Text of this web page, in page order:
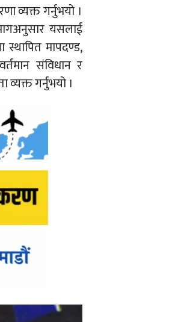
व्यक्त गर्नुभयो ।
यसलाई
स्थापित मापदण्ड,
संविधान र
गर्नुभयो ।